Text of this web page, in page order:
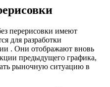
перерисовки имеют
для разработки
. Они отображают вновь
предыдущего графика,
рыночную ситуацию в